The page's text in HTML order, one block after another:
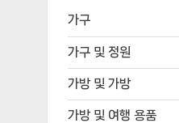
가구
가구 및 정원
가방 및 가방
가방 및 여행 용품